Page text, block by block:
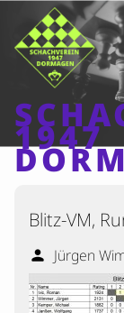
1947
Home
Ranglisten
Blitz-VM,
person Jürgen